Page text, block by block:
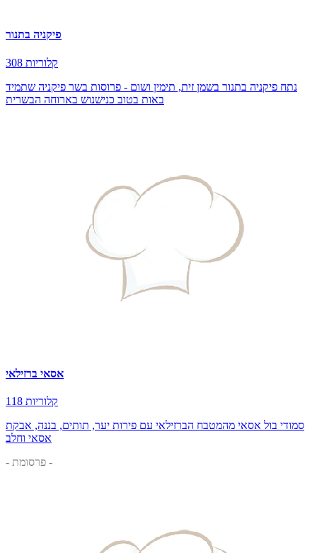
פיקניה בתנור
308 קלוריות
נתח פיקניה בתנור בשמן זית, תימין ושום - פרוסות בשר פיקניה שתמיד
באות בטוב כנישנוש בארוחה הבשרית
אסאי ברזילאי
118 קלוריות
סמודי בול אסאי מהמטבח הברזילאי עם פירות יער, תותים, בננה, אבקת
אסאי וחלב
- פרסומת -